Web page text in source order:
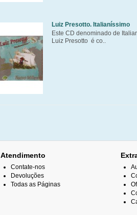
Luiz Presotto. Italianíssimo
Este CD denominado de
Luiz Presotto é co..
Atendimento
Contate-nos
Devoluções
Todas as Páginas